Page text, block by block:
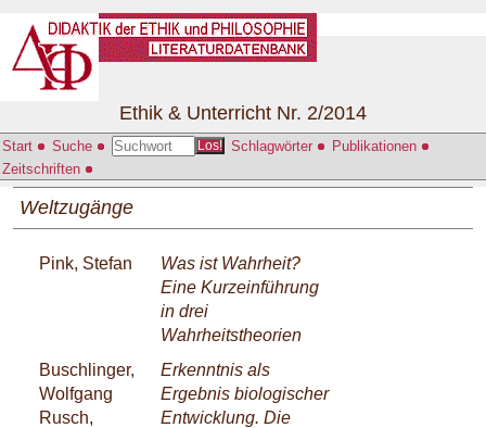
Start Suche Los! Schlagwörter
Publikationen
Zeitschriften
Ethik & Unterricht Nr. 2/2014
Weltzugänge
Pink, Stefan
Was ist Wahrheit?
Eine Kurzeinführung
in drei
Wahrheitstheorien
Buschlinger,
Wolfgang
Rusch,
Erkenntnis als
Ergebnis biologischer
Entwicklung. Die